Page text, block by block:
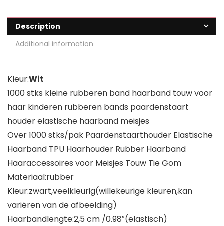
Description
Additional information
Kleur:Wit
1000 stks kleine rubberen band haarband touw voor
haar kinderen rubberen bands paardenstaart
houder elastische haarband meisjes
Over 1000 stks/pak Paardenstaarthouder Elastische
Haarband TPU Haarhouder Rubber Haarband
Haaraccessoires voor Meisjes Touw Tie Gom
Materiaal:rubber
Kleur:zwart,veelkleurig(willekeurige kleuren,kan
variëren van de afbeelding)
Haarbandlengte:2,5 cm /0.98″(elastisch)